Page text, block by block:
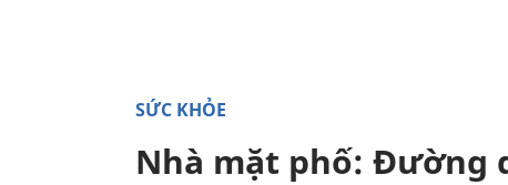
SỨC KHỎE
Nhà mặt phố: Đường